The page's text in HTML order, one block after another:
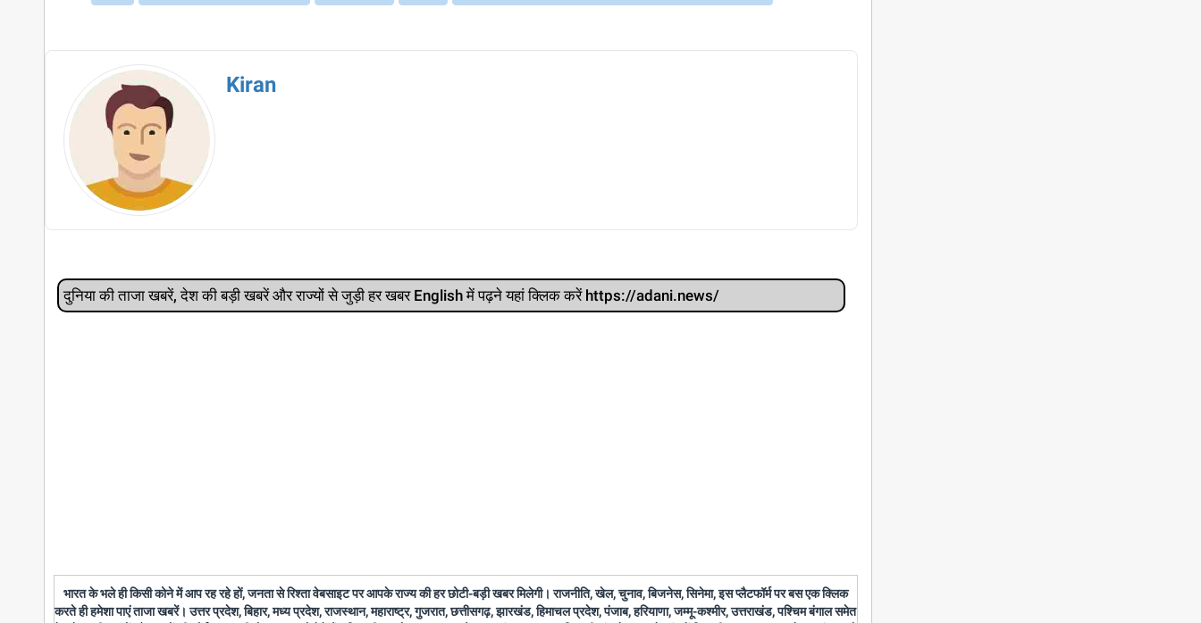
Kiran
दुनिया की ताजा खबरें, देश की बड़ी खबरें और राज्‍यों से जुड़ी हर खबर English में पढ़ने यहां क्लिक करें https://adani.news/
भारत के भले ही किसी कोने में आप रह रहे हों, जनता से रिश्ता वेबसाइट पर आपके राज्य की हर छोटी-बड़ी खबर मिलेगी। राजनीति, खेल, चुनाव, बिजनेस, सिनेमा, इस प्लैटफॉर्म पर बस एक क्लिक
करते ही हमेशा पाएं ताजा खबरें। उत्तर प्रदेश, बिहार, मध्य प्रदेश, राजस्थान, महाराष्ट्र, गुजरात, छत्तीसगढ़, झारखंड, हिमाचल प्रदेश, पंजाब, हरियाणा, जम्मू-कश्मीर, उत्तराखंड, पश्चिम बंगाल समेत